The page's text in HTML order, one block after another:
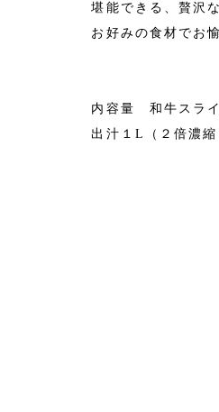
堪能できる、贅沢
お好みの食材でお
内容量 和牛スラ
出汁１L（２倍濃縮